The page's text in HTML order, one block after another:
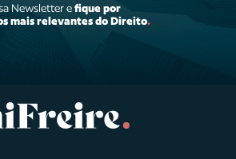
Newsletter efique por
mais relevantes do Direito.